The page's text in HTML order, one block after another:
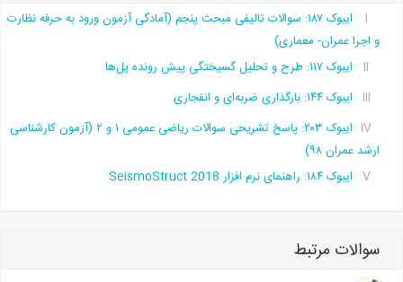
ایبوک ۱۸۷: سوالات تالیفی مبحث پنجم (آمادگی آزمون ورود به حرفه نظارت
و اجرا عمران- معماری)
ایبوک ۱۱۷: طرح و تحلیل گسیختگی پیش رونده پل‌ها
ایبوک ۱۴۴: بارگذاری ضربه‌ای و انفجاری
ایبوک ۲۰۳: پاسخ تشريحى سوالات رياضى عمومى ١ و ٢ (آزمون کارشناسی
ارشد عمران ۹۸)
ایبوک ۱۸۴: راهنمای نرم افزار SeismoStruct 2018
سوالات مرتبط